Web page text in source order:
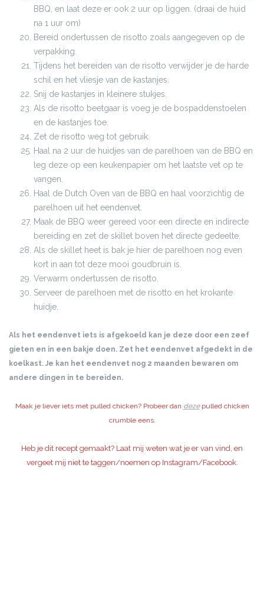
BBQ, en laat deze er ook 2 uur op liggen. (draai de huid
na 1 uur om)
Bereid ondertussen de risotto zoals aangegeven op de
verpakking.
Tijdens het bereiden van de risotto verwijder je de harde
schil en het vliesje van de kastanjes.
Snij de kastanjes in kleinere stukjes.
Als de risotto beetgaar is voeg je de bospaddenstoelen
en de kastanjes toe.
Zet de risotto weg tot gebruik.
Haal na 2 uur de huidjes van de parelhoen van de BBQ en
leg deze op een keukenpapier om het laatste vet op te
vangen.
Haal de Dutch Oven van de BBQ en haal voorzichtig de
parelhoen uit het eendenvet.
Maak de BBQ weer gereed voor een directe en indirecte
bereiding en zet de skillet boven het directe gedeelte.
Als de skillet heet is bak je hier de parelhoen nog even
kort in aan tot deze mooi goudbruin is.
Verwarm ondertussen de risotto.
Serveer de parelhoen met de risotto en het krokante
huidje.
Als het eendenvet iets is afgekoeld kan je deze door een zeef
gieten en in een bakje doen. Zet het eendenvet afgedekt in de
koelkast. Je kan het eendenvet nog 2 maanden bewaren om
andere dingen in te bereiden.
Maak je liever iets met pulled chicken? Probeer dan dezepulled chicken
crumble eens.
Heb je dit recept gemaakt? Laat mij weten wat je er van vind, en
vergeet mij niet te taggen/noemen op Instagram/Facebook.